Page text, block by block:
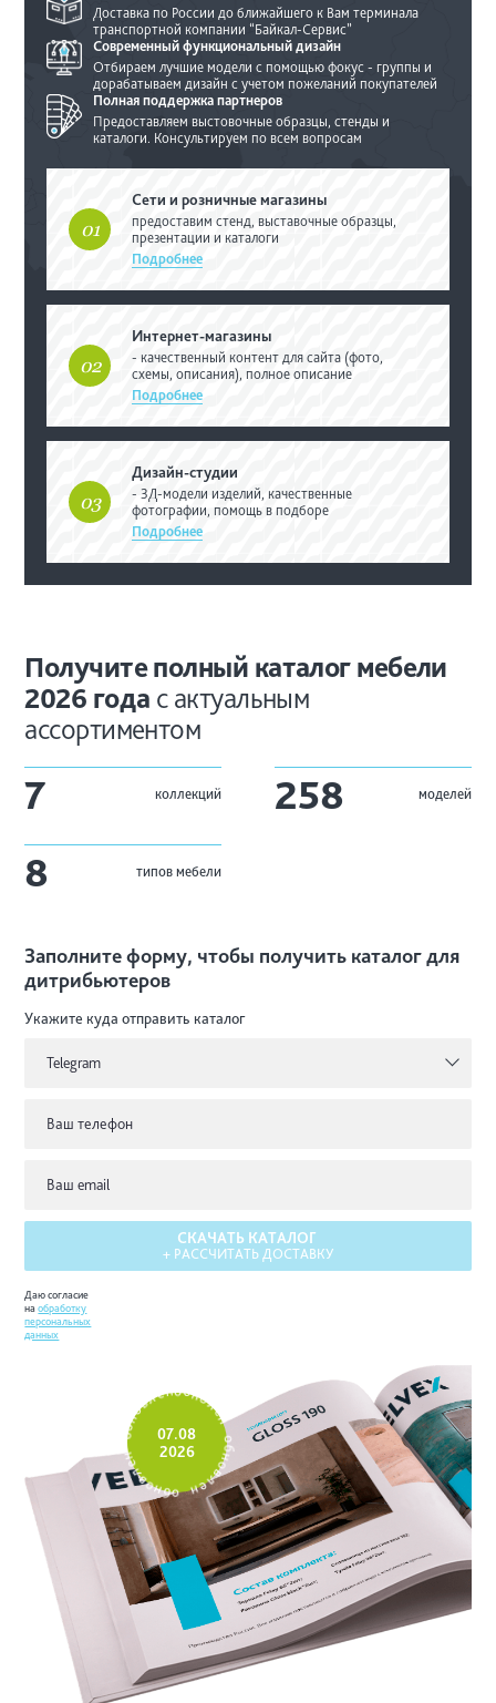
Доставка по России до ближайшего к Вам терминала
транспортной компании “Байкал-Сервис”
Современный функциональный дизайн
Отбираем лучшие модели с помощью фокус - группы и
дорабатываем дизайн с учетом пожеланий покупателей
Полная поддержка партнеров
Предоставляем выстовочные образцы, стенды и
каталоги. Консультируем по всем вопросам
01
Сети и розничные магазины
предоставим стенд, выставочныеобразцы,
презентации и каталоги
Подробнее
02
Интернет-магазины
- качественный контент для сайта (фото,
схемы, описания), полное описание
Подробнее
03
Дизайн-студии
- 3Д-модели изделий, качественные
фотографии, помощь в подборе
Подробнее
Получите полный каталогмебели
2026 года сактуальным
ассортиментом
7 коллекций 258 моделей
8 типов мебели
Заполните форму, чтобы получить каталог для
дитрибьютеров
Укажите кудаотправить каталог
Telegram
СКАЧАТЬ КАТАЛОГ
+ РАССЧИТАТЬ ДОСТАВКУ
Даю согласие
наобработку
персональных
данных
обно
л
е
н
о
б
н
о
в
л
е
н
о
б
н
о
в
л
е
н
обновлен
07.08
2026